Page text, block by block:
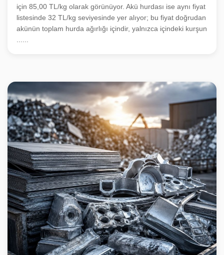
için 85,00 TL/kg olarak görünüyor. Akü hurdası ise aynı fiyat
listesinde 32 TL/kg seviyesinde yer alıyor; bu fiyat doğrudan
akünün toplam hurda ağırlığı içindir, yalnızca içindeki kurşun